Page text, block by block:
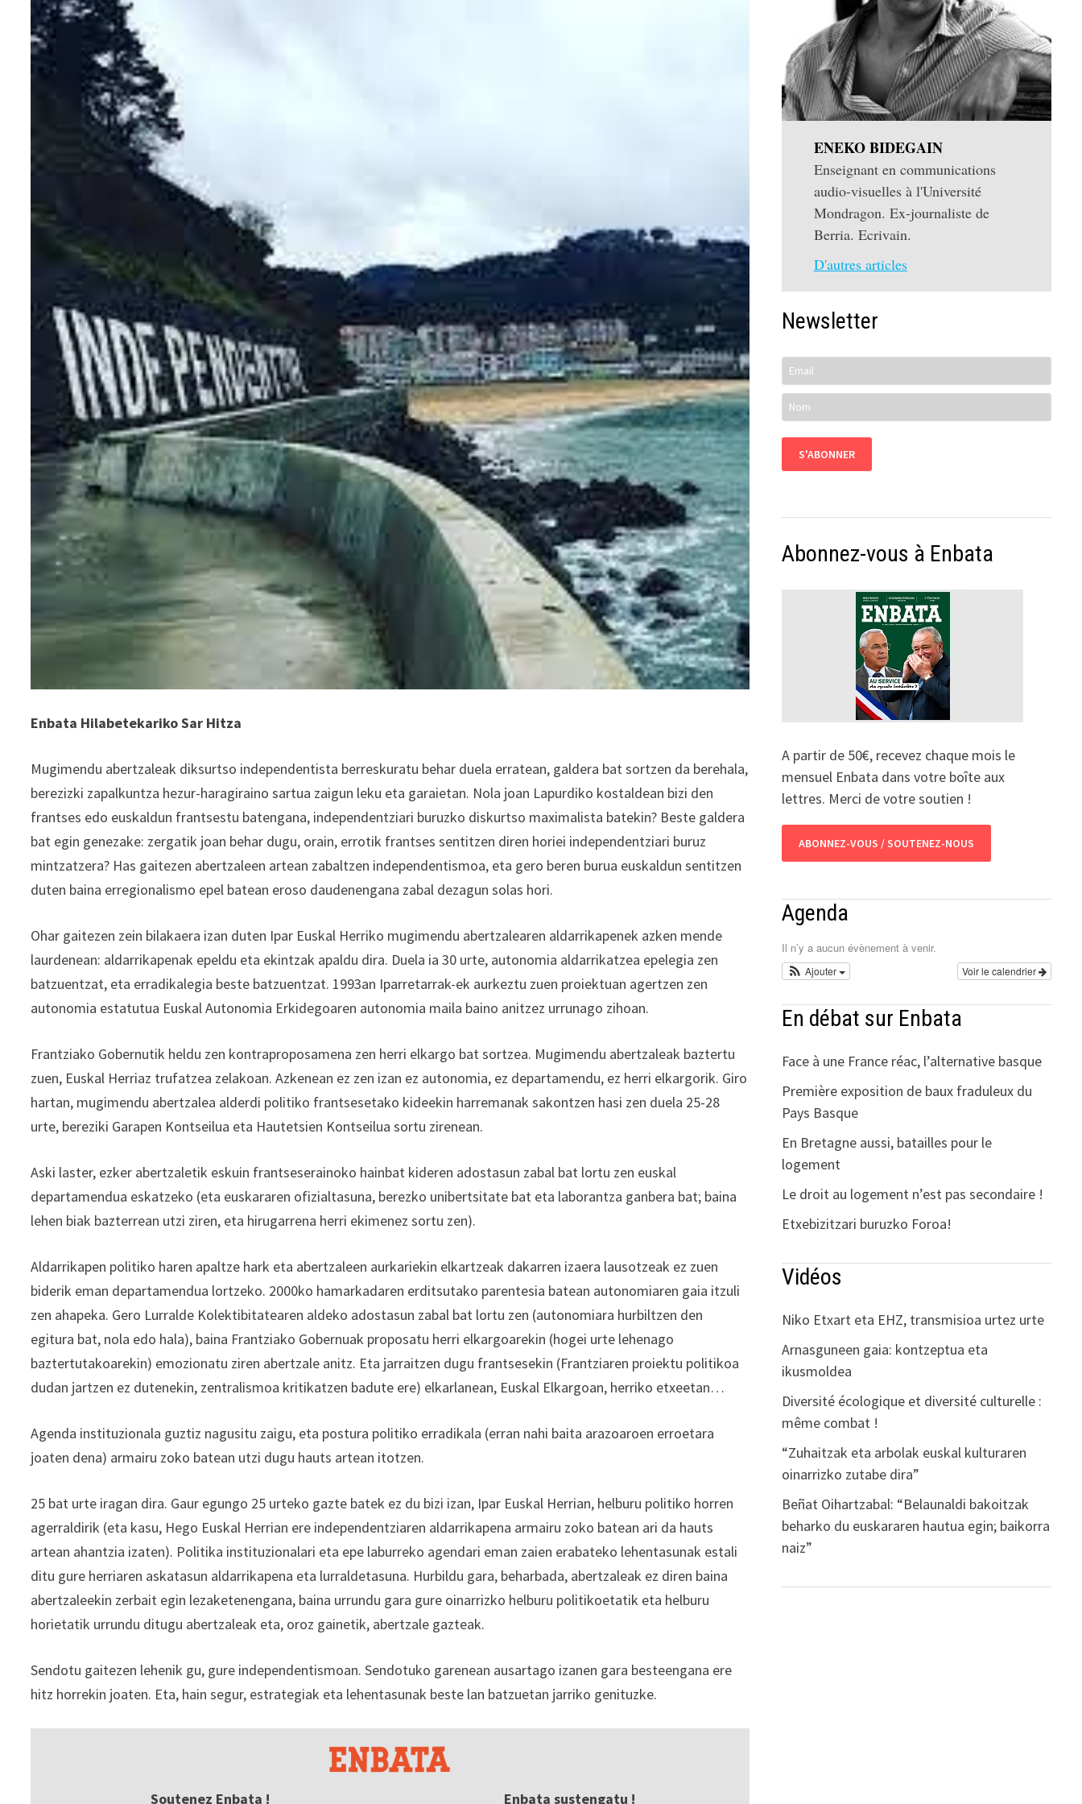
Enbata Hilabetekariko Sar Hitza
Mugimendu abertzaleak diksurtso independentista berreskuratu behar duela erratean, galdera bat sortzen da berehala,
berezizki zapalkuntza hezur-haragiraino sartua zaigun leku eta garaietan. Nola joan Lapurdiko kostaldean bizi den
frantses edo euskaldun frantsestu batengana, independentziari buruzko diskurtso maximalista batekin? Beste galdera
bat egin genezake: zergatik joan behar dugu, orain, errotik frantses sentitzen diren horiei independentziari buruz
mintzatzera? Has gaitezen abertzaleen artean zabaltzen independentismoa, eta gero beren burua euskaldun sentitzen
duten baina erregionalismo epel batean eroso daudenengana zabal dezagun solas hori.
Ohar gaitezen zein bilakaera izan duten Ipar Euskal Herriko mugimendu abertzalearen aldarrikapenek azken mende
laurdenean: aldarrikapenak epeldu eta ekintzak apaldu dira. Duela ia 30 urte, autonomia aldarrikatzea epelegia zen
batzuentzat, eta erradikalegia beste batzuentzat. 1993an Iparretarrak-ek aurkeztu zuen proiektuan agertzen zen
autonomia estatutua Euskal Autonomia Erkidegoaren autonomia maila baino anitzez urrunago zihoan.
Frantziako Gobernutik heldu zen kontraproposamena zen herri elkargo bat sortzea. Mugimendu abertzaleak baztertu
zuen, Euskal Herriaz trufatzea zelakoan. Azkenean ez zen izan ez autonomia, ez departamendu, ez herri elkargorik. Giro
hartan, mugimendu abertzalea alderdi politiko frantsesetako kideekin harremanak sakontzen hasi zen duela 25-28
urte, bereziki Garapen Kontseilua eta Hautetsien Kontseilua sortu zirenean.
Aski laster, ezker abertzaletik eskuin frantseserainoko hainbat kideren adostasun zabal bat lortu zen euskal
departamendua eskatzeko (eta euskararen ofizialtasuna, berezko unibertsitate bat eta laborantza ganbera bat; baina
lehen biak bazterrean utzi ziren, eta hirugarrena herri ekimenez sortu zen).
Aldarrikapen politiko haren apaltze hark eta abertzaleen aurkariekin elkartzeak dakarren izaera lausotzeak ez zuen
biderik eman departamendua lortzeko. 2000ko hamarkadaren erditsutako parentesia batean autonomiaren gaia itzuli
zen ahapeka. Gero Lurralde Kolektibitatearen aldeko adostasun zabal bat lortu zen (autonomiara hurbiltzen den
egitura bat, nola edo hala), baina Frantziako Gobernuak proposatu herri elkargoarekin (hogei urte lehenago
baztertutakoarekin) emozionatu ziren abertzale anitz. Eta jarraitzen dugu frantsesekin (Frantziaren proiektu politikoa
dudan jartzen ez dutenekin, zentralismoa kritikatzen badute ere) elkarlanean, Euskal Elkargoan, herriko etxeetan…
Agenda instituzionala guztiz nagusitu zaigu, eta postura politiko erradikala (erran nahi baita arazoaroen erroetara
joaten dena) armairu zoko batean utzi dugu hauts artean itotzen.
25 bat urte iragan dira. Gaur egungo 25 urteko gazte batek ez du bizi izan, Ipar Euskal Herrian, helburu politiko horren
agerraldirik (eta kasu, Hego Euskal Herrian ere independentziaren aldarrikapena armairu zoko batean ari da hauts
artean ahantzia izaten). Politika instituzionalari eta epe laburreko agendari eman zaien erabateko lehentasunak estali
ditu gure herriaren askatasun aldarrikapena eta lurraldetasuna. Hurbildu gara, beharbada, abertzaleak ez diren baina
abertzaleekin zerbait egin lezaketenengana, baina urrundu gara gure oinarrizko helburu politikoetatik eta helburu
horietatik urrundu ditugu abertzaleak eta, oroz gainetik, abertzale gazteak.
Sendotu gaitezen lehenik gu, gure independentismoan. Sendotuko garenean ausartago izanen gara besteengana ere
hitz horrekin joaten. Eta, hain segur, estrategiak eta lehentasunak beste lan batzuetan jarriko genituzke.
Soutenez Enbata ! Enbata sustengatu !
ENEKO BIDEGAIN
Enseignant en communications
audio-visuelles à l'Université
Mondragon. Ex-journaliste de
Berria. Ecrivain.
D'autres articles
Newsletter
Abonnez-vous à Enbata
A partir de 50€, recevez chaque mois le
mensuel Enbata dans votre boîte aux
lettres. Merci de votre soutien !
ABONNEZ-VOUS / SOUTENEZ-NOUS
Agenda
Il n’y a aucun évènement à venir.
Voir le calendrier
Ajouter
En débat sur Enbata
Face à une France réac, l’alternative basque
Première exposition de baux fraduleux du
Pays Basque
En Bretagne aussi, batailles pour le
logement
Le droit au logement n’est pas secondaire !
Etxebizitzari buruzko Foroa!
Vidéos
Niko Etxart eta EHZ, transmisioa urtez urte
Arnasguneen gaia: kontzeptua eta
ikusmoldea
Diversité écologique et diversité culturelle :
même combat !
“Zuhaitzak eta arbolak euskal kulturaren
oinarrizko zutabe dira”
Beñat Oihartzabal: “Belaunaldi bakoitzak
beharko du euskararen hautua egin; baikorra
naiz”